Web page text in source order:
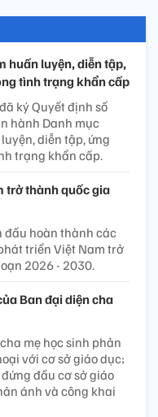
huấn luyện, diễn tập,
tình trạng khẩn cấp
ký Quyết định số
hành Danh mục
diễn tập, ứng
trạng khẩn cấp.
trở thành quốc gia
đấu hoàn thành các
triển Việt Nam trở
2026 - 2030.
Ban đại diện cha
mẹ học sinh phản
với cơ sở giáo dục;
đầu cơ sở giáo
ánh và công khai